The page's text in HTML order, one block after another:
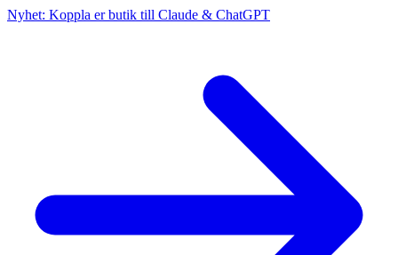
Nyhet: Koppla er butik till Claude & ChatGPT